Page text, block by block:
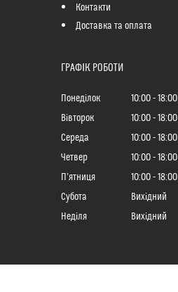
Контакти
Доставка та оплата
ГРАФІК РОБОТИ
Понеділок 10:00
18:00
Вівторок
10:00
18:00
Середа
10:00
18:00
Четвер
10:00
18:00
Пʼятниця
10:00
18:00
Субота
Вихідний
Неділя
Вихідний